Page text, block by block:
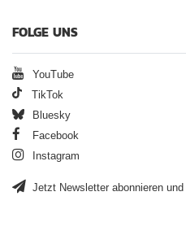
FOLGE UNS
YouTube
TikTok
Bluesky
Facebook
Instagram
Jetzt Newsletter abonnieren und